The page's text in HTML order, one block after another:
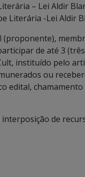
– Lei Aldir
Literária -Lei Aldir
(proponente),
de até 3
instituído pelo
ou
edital, chamamento
interposição de